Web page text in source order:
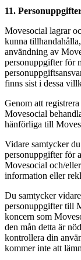
11.
Movesocial lagrar
kunna
användning av
personuppgifter för
finns sist i dessa
Genom att
Movesocial
hänförliga till
Vidare samtycker
personuppgifter för
Movesocial och/
information eller
Du samtycker
personuppgifter till
koncern som
den mån detta är
kontrollera din
kommer inte att